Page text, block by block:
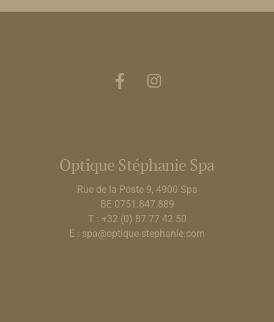
Optique Stéphanie Spa
Rue de la Poste 9, 4900 Spa
BE 0751.847.889
T : +32 (0) 87 77 42 50
E : spa@optique-stephanie.com